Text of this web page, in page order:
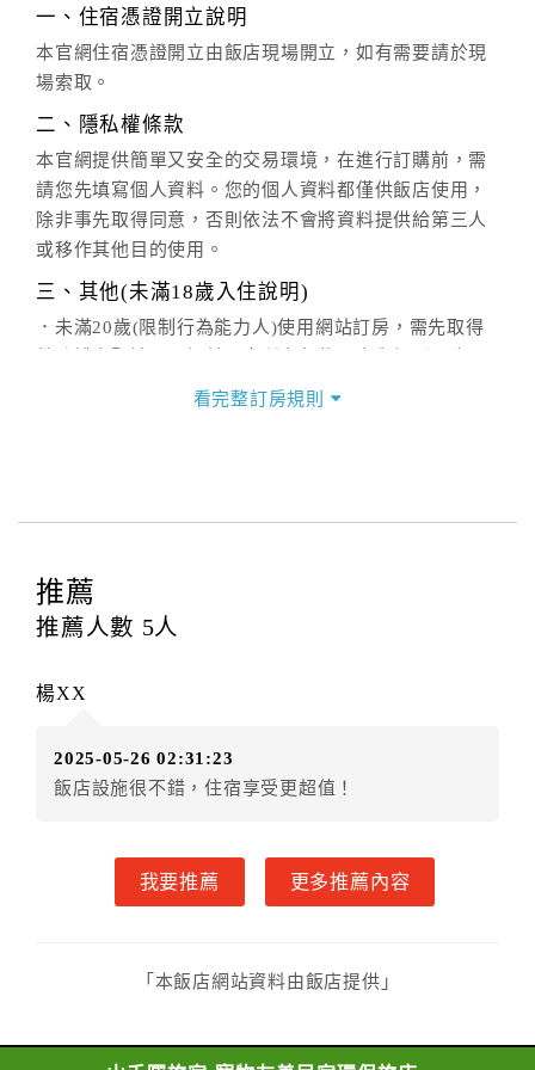
一、住宿憑證開立說明
本官網住宿憑證開立由飯店現場開立，如有需要請於現
場索取。
二、隱私權條款
本官網提供簡單又安全的交易環境，在進行訂購前，需
請您先填寫個人資料。您的個人資料都僅供飯店使用，
除非事先取得同意，否則依法不會將資料提供給第三人
或移作其他目的使用。
三、其他(未滿18歲入住說明)
．未滿20歲(限制行為能力人)使用網站訂房，需先取得
繼續後續訂購流程，當使用者繼續使用本網站訂房時，
四、取消訂房規則
交通部觀光局106年7月21日觀宿字第1060600630號函
公告修正
訂約人
山禾曙旅宿（以下簡稱乙方）
茲為訂房事宜，雙方同意本契約條款如下：
接訂房者，乙方接受訂房時，應以書面或雙方約定方式
即時通知甲方。
甲方訂房應告知乙方預定住宿之期間、所需客房房
乙方接受甲方訂房時，應確定住宿期間、房型、數
看完整訂房規則
推薦
推薦人數 5人
楊XX
2025-05-26 02:31:23
飯店設施很不錯，住宿享受更超值！
我要推薦 更多推薦內容
「本飯店網站資料由飯店提供」